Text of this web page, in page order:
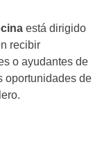
está dirigido
recibir
o ayudantes de
oportunidades de